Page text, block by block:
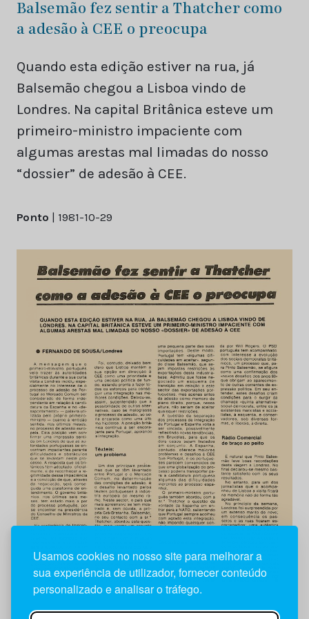
Usamos cookies no nosso site para melhorar a
sua experiência de utilizador, fornecer conteúdo
personalizado e analisar o tráfego.
Balsemão fez sentir a Thatcher como
a adesão à CEE o preocupa
Quando esta edição estiver na rua, já
Balsemão chegou a Lisboa vindo de
Londres. Na capital Britânica esteve um
primeiro-ministro impaciente com
algumas arestas mal limadas do nosso
“dossier” de adesão à CEE.
Ponto | 1981-10-29